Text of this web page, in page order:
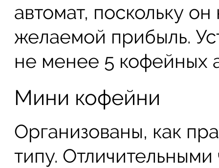
автомат, поскольку
желаемой прибыль.
не менее 5 кофейных
Мини кофейни
Организованы, как
типу.